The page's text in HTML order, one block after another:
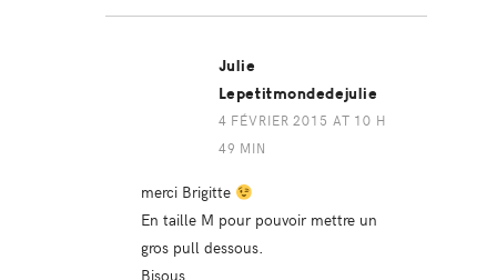
Julie
Lepetitmondedejulie
4 FÉVRIER 2015 AT 10 H
49 MIN
merci Brigitte
En taille M pour pouvoir mettre un
gros pull dessous.
Bisous